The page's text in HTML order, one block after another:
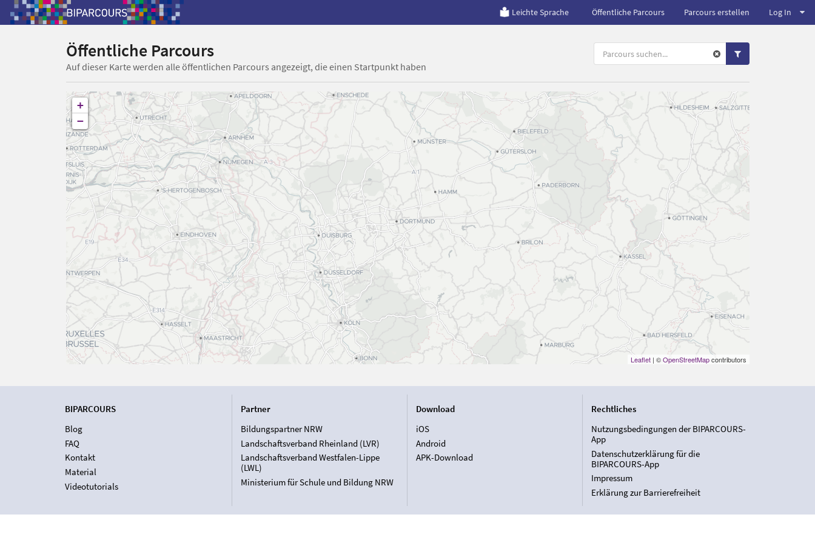
Leichte Sprache Öffentliche Parcours Parcours erstellen Log In
Öffentliche Parcours
Auf dieser Karte werden alle öffentlichen Parcours angezeigt, die einen Startpunkt haben
+
−
Leaflet| ©OpenStreetMapcontributors
BIPARCOURS
Blog
FAQ
Kontakt
Material
Videotutorials
Partner
Bildungspartner NRW
Landschaftsverband Rheinland (LVR)
Landschaftsverband Westfalen-Lippe
(LWL)
Ministerium für Schule und Bildung NRW
Download
iOS
Android
APK-Download
Rechtliches
Nutzungsbedingungen der BIPARCOURS-
App
Datenschutzerklärung für die
BIPARCOURS-App
Impressum
Erklärung zur Barrierefreiheit